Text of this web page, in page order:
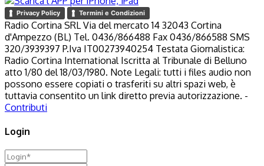
Privacy Policy Termini e Condizioni
Radio Cortina SRL Via del mercato 14 32043 Cortina
d'Ampezzo (BL) Tel. 0436/866488 Fax 0436/866588 SMS
320/3939397 P.Iva IT00273940254 Testata Giornalistica:
Radio Cortina International Iscritta al Tribunale di Belluno
atto 1/80 del 18/03/1980. Note Legali: tutti i files audio non
possono essere copiati o trasferiti su altri spazi web, è
tuttavia consentito un link diretto previa autorizzazione. -
Contributi
Login